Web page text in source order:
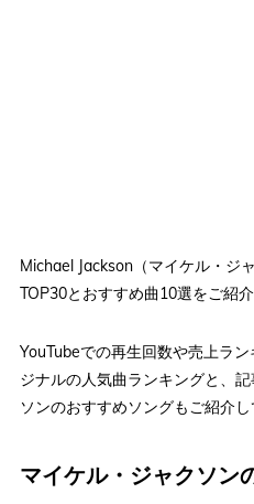
Michael Jackson（マイケル・ジ
TOP30とおすすめ曲10選をご紹介
YouTubeでの再生回数や売上ラ
ジナルの人気曲ランキングと、
ソンのおすすめソングもご紹介し
マイケル・ジャクソン